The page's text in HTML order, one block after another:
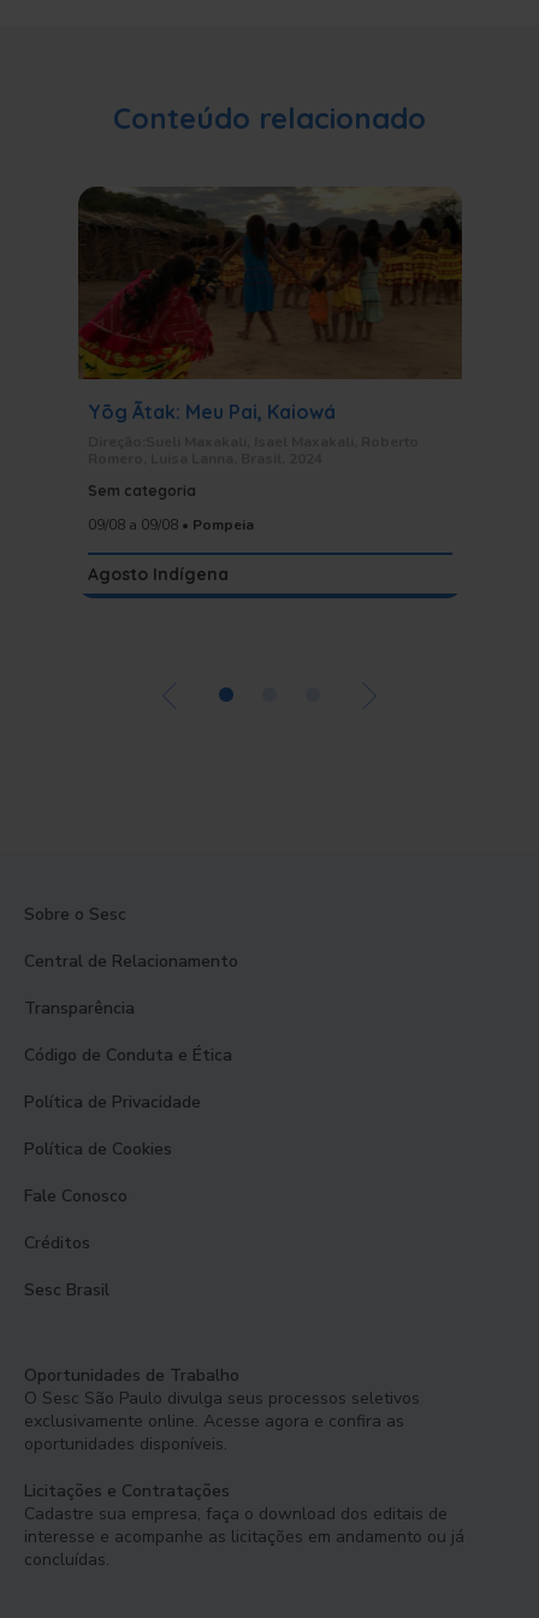
Conteúdo relacionado
Yõg Ãtak: Meu Pai, Kaiowá
Sem categoria
09/08 a 09/08 • Pompeia
Agosto Indígena
•
Sobre o Sesc
Central de Relacionamento
Transparência
Código de Conduta e Ética
Política de Privacidade
Política de Cookies
Fale Conosco
Créditos
Sesc Brasil
Oportunidades de Trabalho
O Sesc São Paulo divulga seus processos seletivos
exclusivamente online. Acesse agora e confira as
oportunidades disponíveis.
Licitações e Contratações
Cadastre sua empresa, faça o download dos editais de
interesse e acompanhe as licitações em andamento ou já
concluídas.